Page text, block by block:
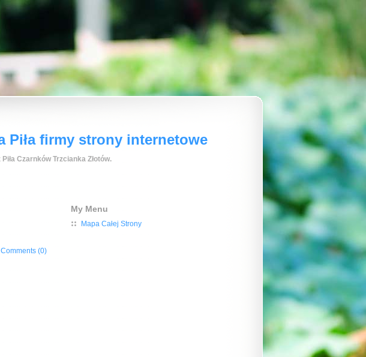
Piła firmy strony internetowe
Czarnków Trzcianka Złotów.
Comments (0)
My Menu
Mapa Całej Strony